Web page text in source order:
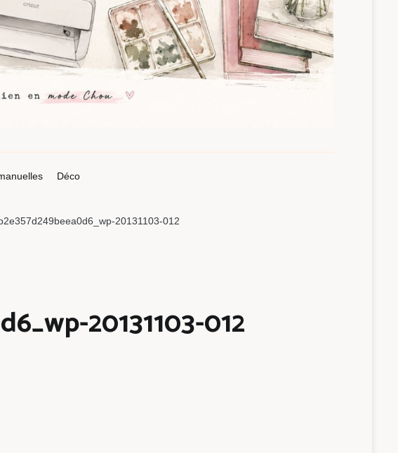
Déco
20131103-012
20131103-012